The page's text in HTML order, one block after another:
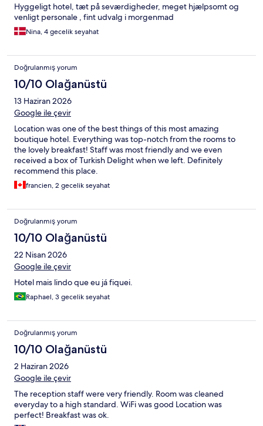
Hyggeligt hotel, tæt på seværdigheder, meget hjælpsomt og
venligt personale , fint udvalg i morgenmad
Nina, 4 gecelik seyahat
Doğrulanmış yorum
10/10 Olağanüstü
13 Haziran 2026
Google ile çevir
Location was one of the best things of this most amazing
boutique hotel. Everything was top-notch from the rooms to
the lovely breakfast! Staff was most friendly and we even
received a box of Turkish Delight when we left. Definitely
recommend this place.
francien, 2 gecelik seyahat
Doğrulanmış yorum
10/10 Olağanüstü
22 Nisan 2026
Google ile çevir
Hotel mais lindo que eu já fiquei.
Raphael, 3 gecelik seyahat
Doğrulanmış yorum
10/10 Olağanüstü
2 Haziran 2026
Google ile çevir
The reception staff were very friendly. Room was cleaned
everyday to a high standard. WiFi was good Location was
perfect! Breakfast was ok.